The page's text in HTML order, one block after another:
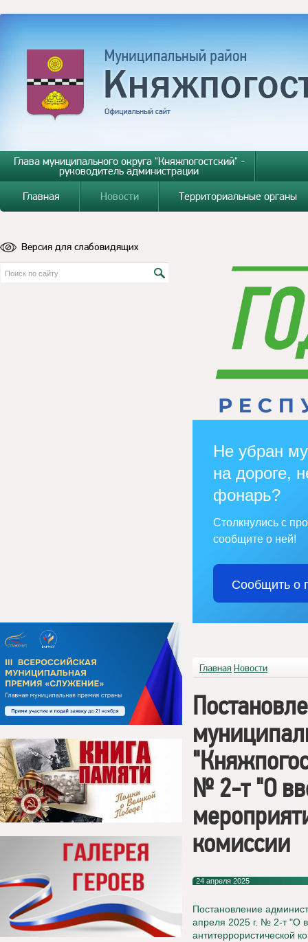
Глава муниципального округа "Княжпогостский" -
руководитель администрации
Главная
Новости Территориальные органы
Версия для слабовидящих
Не убран
на дороге,
фонарь?
Столкнулись с
сообщите о ней!
Сообщить о
Главная Новости
№ 2-т "О
комиссии
24 апреля 2025
Постановление
апреля 2025 г. № 2-т "О
антитеррористической